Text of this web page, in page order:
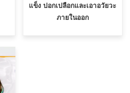
แข็ง ปอกเปลือกและเอาอวัยวะ
ภายในออก